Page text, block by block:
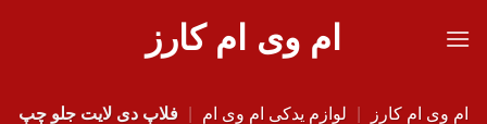
ام وی ام کارز
ام وی ام کارز لوازم یدکی ام وی ام
فلاپ دی لایت جلو چپ